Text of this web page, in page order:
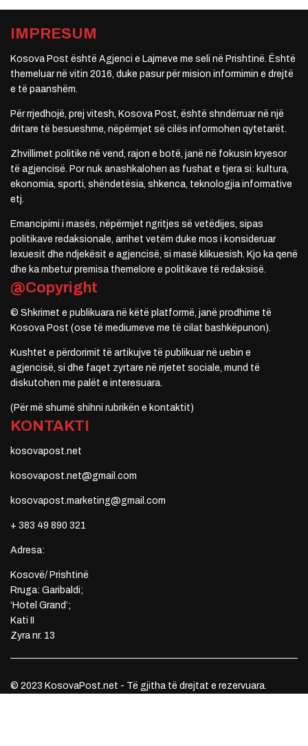
IMPRESUM
Kosova Post është Agjenci e Lajmeve me seli në Prishtinë. Është
themeluar në vitin 2016, duke pasur për mision informimin e drejtë
e të paanshëm.
Për rrjedhojë, prej vitesh, Kosova Post, është shndërruar në një
dritare të besueshme, nëpërmjet së cilës informohen qytetarët.
Zhvillimet politike në vend, rajon e botë, janë në fokusin kryesor
të agjencisë. Por nuk anashkalohen as fushat e tjera si: kultura,
ekonomia, sporti, shëndetësia, shkenca, teknologjia informative
etj.
Emancipimi i masës, nëpërmjet ngritjes së vetëdijes, sipas
politikave redaksionale, arrihet vetëm duke mos i konsideruar
lexuesit dhe ndjekësit e agjencisë, si masë klikuesish. Kjo ka qenë
dhe ka mbetur premisa themelore e politikave të redaksisë.
@Copyright
© Shkrimet e publikuara në këtë platformë, janë prodhime të
Kosova Post (ose të mediumeve me të cilat bashkëpunon).
Kushtet e përdorimit të artikujve të publikuar në uebin e
agjencisë, si dhe faqet zyrtare në rrjetet sociale, mund të
diskutohen me palët e interesuara.
(Për më shumë shihni rubrikën e kontaktit)
KONTAKTI
kosovapost.net
kosovapost.net@gmail.com
kosovapost.marketing@gmail.com
+ 383 49 890 321
Adresa:
Kosovë/ Prishtinë
Rruga: Garibaldi;
‘Hotel Grand’;
Kati II
Zyra nr. 13
© 2023 KosovaPost.net - Të gjitha të drejtat e rezervuara.